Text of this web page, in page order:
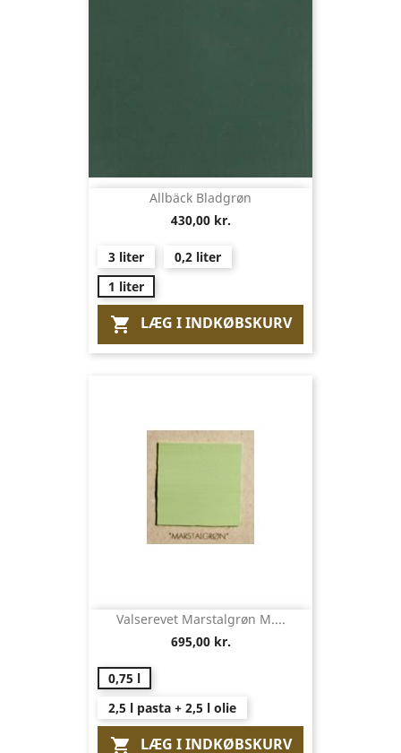
Allbäck Bladgrøn
430,00 kr.
3 liter
0,2 liter
1 liter
 LÆG I INDKØBSKURV
Valserevet Marstalgrøn M....
695,00 kr.
0,75 l
2,5 l pasta + 2,5 l olie
 LÆG I INDKØBSKURV